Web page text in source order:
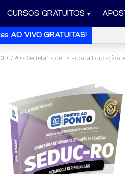
CURSOS GRATUITOS
AO VIVO GRATUITAS!
RO - Secretária de Estado da Educação